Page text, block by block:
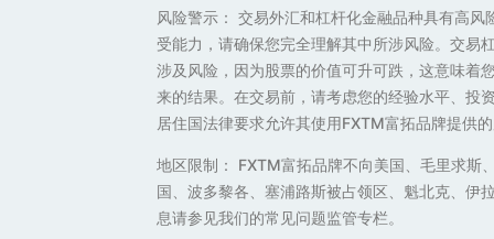
风险警示： 交易外汇和杠杆化金融品种具有高
受能力，请确保您完全理解其中所涉风险。交易
涉及风险，因为股票的价值可升可跌，这意味着
来的结果。在交易前，请考虑您的经验水平、投
居住国法律要求允许其使用FXTM富拓品牌提供
地区限制： FXTM富拓品牌不向美国、毛里求斯
国、波多黎各、塞浦路斯被占领区、魁北克、伊
息请参见我们的常见问题监管专栏。